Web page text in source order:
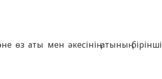
өз аты мен әкесінің атының бірінші